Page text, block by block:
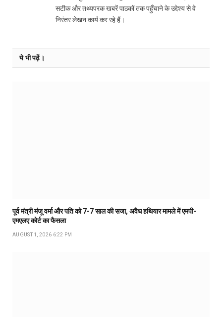
सटीक और तथ्यपरक खबरें पाठकों तक पहुँचाने के उद्देश्य से वे
निरंतर लेखन कार्य कर रहे हैं।
ये भी पढ़ें।
पूर्व मंत्री मंजू वर्मा और पति को 7-7 साल की सजा, अवैध हथियार मामले में एमपी-
एमएलए कोर्ट का फैसला
AUGUST 1, 2026 6:22 PM